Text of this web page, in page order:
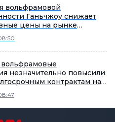
вольфрамовой
Ганьчжоу снижает
цены на рынке
незначительно повысили
контрактам на